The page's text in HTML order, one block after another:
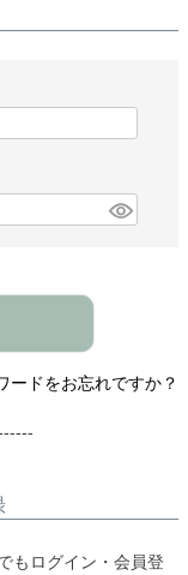
ードをお忘れですか？
もログイン・会員登